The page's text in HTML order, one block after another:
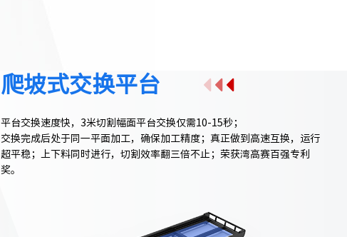
爬坡式交换平台
平台交换速度快，3米切割幅面平台交换仅需10-15秒；
交换完成后处于同一平面加工，确保加工精度；真正做到高速互换，运行
超平稳；上下料同时进行，切割效率翻三倍不止；荣获湾高赛百强专利
奖。